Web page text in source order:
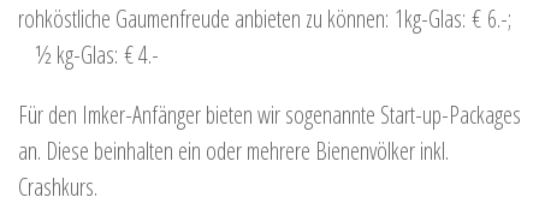
rohköstliche Gaumenfreude anbieten zu können: 1kg-Glas: € 6.-;
½ kg-Glas: € 4.-
Für den Imker-Anfänger bieten wir sogenannte Start-up-Packages
an. Diese beinhalten ein oder mehrere Bienenvölker inkl.
Crashkurs.